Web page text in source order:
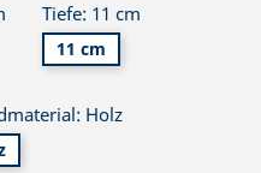
Tiefe: 11 cm
11 cm
Holz